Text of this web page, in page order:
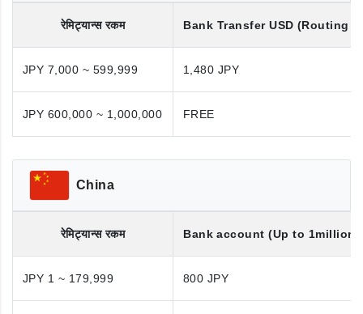
रेमिट्यान्स रकम Bank TransferUSD (Routing
JPY 7,000 ~ 599,999 1,480 JPY
JPY 600,000 ~ 1,000,000 FREE
China
रेमिट्यान्स रकम Bank account (Up to 1million
JPY 1 ~ 179,999 800 JPY